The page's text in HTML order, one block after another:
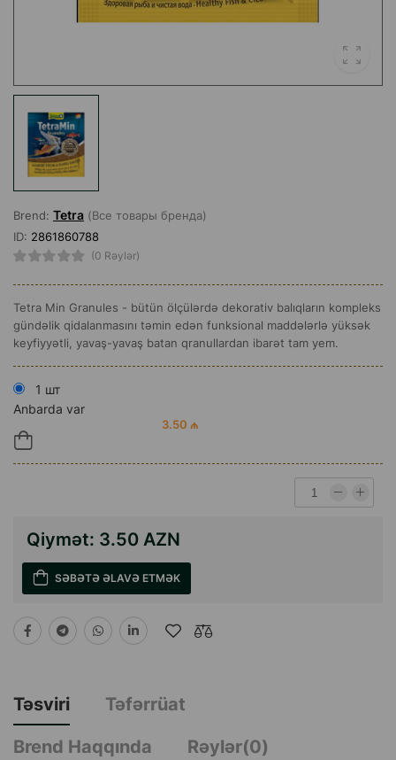
Brend: Tetra (Все товары бренда)
ID: 2861860788
(0 Rəylər)
Tetra Min Granules - bütün ölçülərdə dekorativ balıqların kompleks
gündəlik qidalanmasını təmin edən funksional maddələrlə yüksək
keyfiyyətli, yavaş-yavaş batan qranullardan ibarət tam yem.
1 шт
Anbarda var
3.50 ₼
Qiymət: 3.50 AZN
SƏBƏTƏ ƏLAVƏ ETMƏK
Təsviri
Təfərrüat
Brend Haqqında
Rəylər(0)